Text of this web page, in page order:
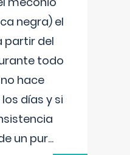
negra) el
partir del
todo
hace
días y si
un pur...